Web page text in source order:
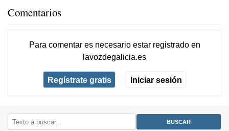
Comentarios
Para comentar es necesario estar registradoen
lavozdegalicia.es
Regístrate gratis Iniciar sesión